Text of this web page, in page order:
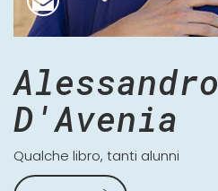
Alessandro
D'Avenia
Qualche libro, tanti alunni